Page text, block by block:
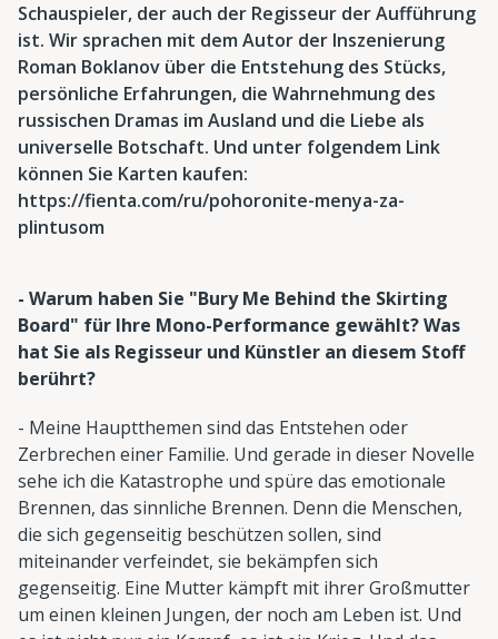
Schauspieler, der auch der Regisseur der Aufführung
ist. Wir sprachen mit dem Autor der Inszenierung
Roman Boklanov über die Entstehung des Stücks,
persönliche Erfahrungen, die Wahrnehmung des
russischen Dramas im Ausland und die Liebe als
universelle Botschaft. Und unter folgendem Link
können Sie Karten kaufen:
https://fienta.com/ru/pohoronite-menya-za-
plintusom
- Warum haben Sie "Bury Me Behind the Skirting
Board" für Ihre Mono-Performance gewählt? Was
hat Sie als Regisseur und Künstler an diesem Stoff
berührt?
- Meine Hauptthemen sind das Entstehen oder
Zerbrechen einer Familie. Und gerade in dieser Novelle
sehe ich die Katastrophe und spüre das emotionale
Brennen, das sinnliche Brennen. Denn die Menschen,
die sich gegenseitig beschützen sollen, sind
miteinander verfeindet, sie bekämpfen sich
gegenseitig. Eine Mutter kämpft mit ihrer Großmutter
um einen kleinen Jungen, der noch am Leben ist. Und